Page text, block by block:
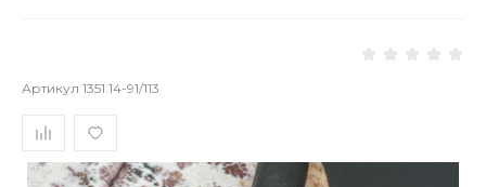
Артикул 1351.14-91/113